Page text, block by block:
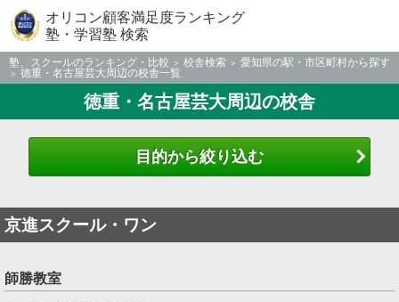
オリコン顧客満足度ランキング
塾・学習塾 検索
塾、スクールのランキング・比較 校舎検索
愛知県の駅・市区町村から探す
徳重・名古屋芸大周辺の校舎一覧
徳重・名古屋芸大周辺の校舎
目的から絞り込む
京進スクール・ワン
師勝教室